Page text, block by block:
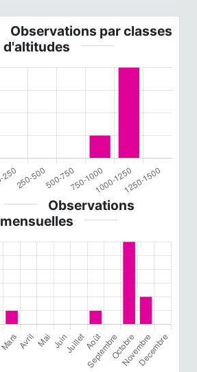
Observations par classes
d'altitudes
Observations
mensuelles